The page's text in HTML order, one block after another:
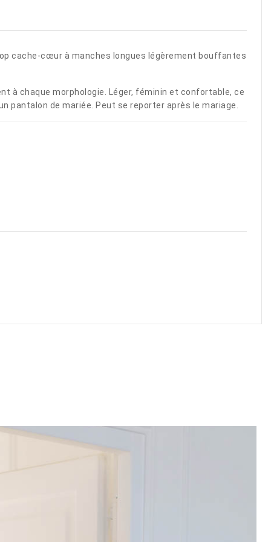
cache-cœur à manches longues légèrement bouffantes
à chaque morphologie. Léger, féminin et confortable, ce
pantalon de mariée. Peut se reporter après le mariage.